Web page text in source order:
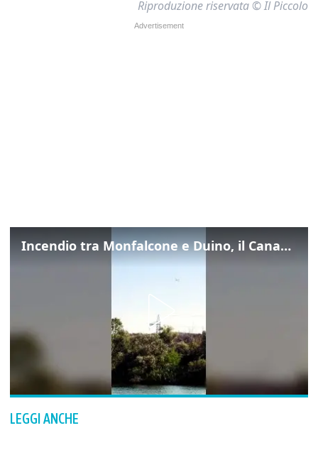
Riproduzione riservata © Il Piccolo
Incendio tra Monfalcone e Duino, il Canadair in azione per fermare le fiamme sul fronte dell’A4
LEGGI ANCHE